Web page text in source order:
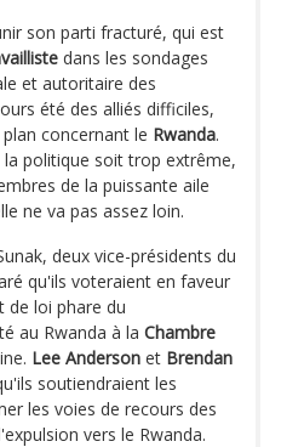
son parti fracturé, qui est
dans les sondages
et autoritaire des
été des alliés difficiles,
concernant le Rwanda.
politique soit trop extrême,
de la puissante aile
ne va pas assez loin.
deux vice-présidents du
qu'ils voteraient en faveur
de loi phare du
au Rwanda à la Chambre
Lee Anderson et Brendan
soutiendraient les
les voies de recours des
vers le Rwanda.